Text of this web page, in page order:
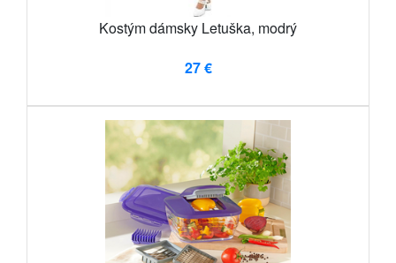
Kostým dámsky Letuška, modrý
27 €